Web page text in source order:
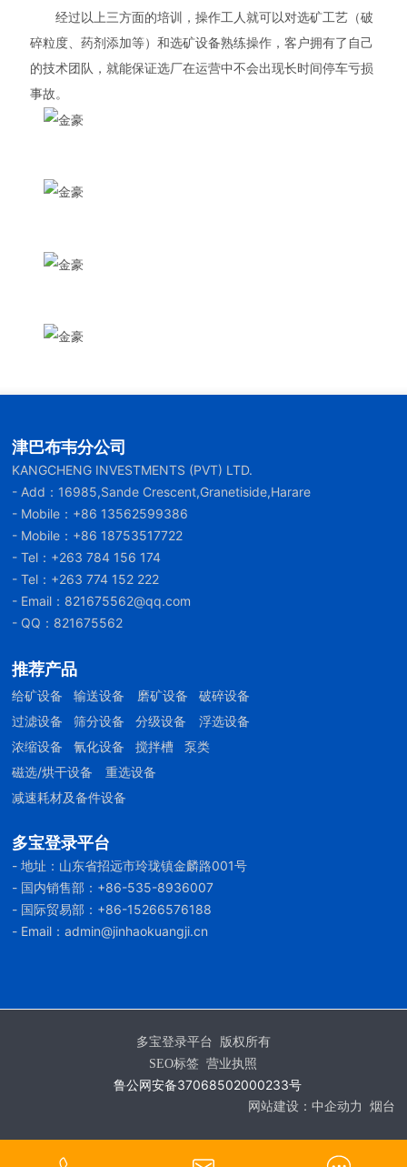
经过以上三方面的培训，操作工人就可以对选矿工艺（破
碎粒度、药剂添加等）和选矿设备熟练操作，客户拥有了自己
的技术团队，就能保证选厂在运营中不会出现长时间停车亏损
事故。
津巴布韦分公司
KANGCHENG INVESTMENTS (PVT) LTD.
- Add：16985,Sande Crescent,Granetiside,Harare
- Mobile： +86 13562599386
- Mobile： +86 18753517722
- Tel： +263 784 156 174
- Tel： +263 774 152 222
- Email： 821675562@qq.com
- QQ：821675562
推荐产品
给矿设备 输送设备 磨矿设备
破碎设备
过滤设备
筛分设备 分级设备
浮选设备
浓缩设备
氰化设备 搅拌槽
泵类
磁选/烘干设备
重选设备
减速耗材及备件设备
多宝登录平台
- 地址：山东省招远市玲珑镇金麟路001号
- 国内销售部： +86-535-8936007
- 国际贸易部： +86-15266576188
- Email：admin@jinhaokuangji.cn
多宝登录平台 版权所有
SEO标签
营业执照
鲁公网安备37068502000233号
网站建设： 中企动力 烟台